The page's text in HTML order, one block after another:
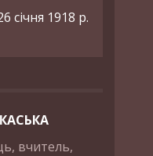
січня 1918 р.
вчитель,